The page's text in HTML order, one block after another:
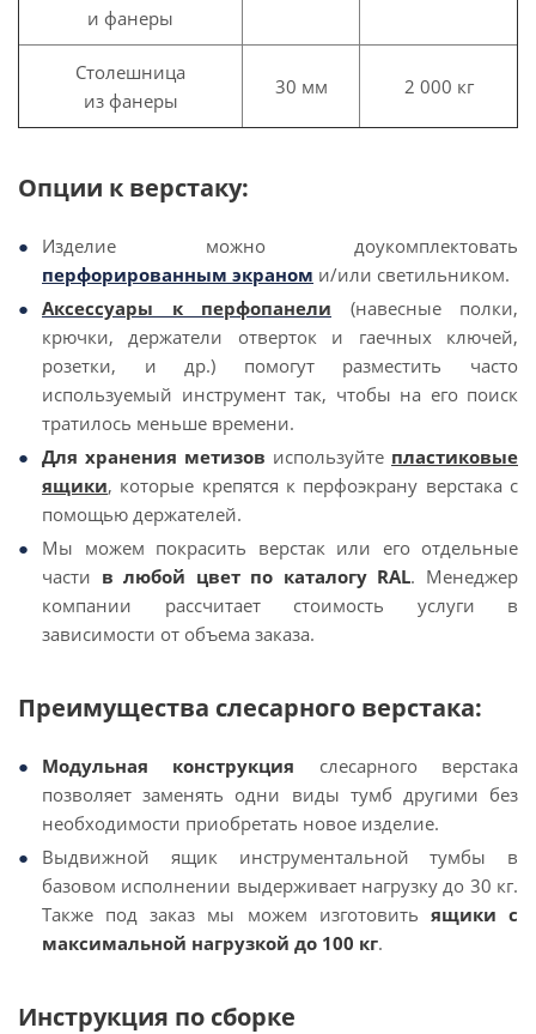
и фанеры
Столешница
из фанеры
30 мм 2 000 кг
Опции к верстаку:
Изделие можно доукомплектовать
перфорированным экраном и/или светильником.
Аксессуары к перфопанели (навесные полки,
крючки, держатели отверток и гаечных ключей,
розетки, и др.) помогут разместить часто
используемый инструмент так, чтобы на его поиск
тратилось меньше времени.
Для хранения метизов используйте пластиковые
ящики, которые крепятся к перфоэкрану верстака с
помощью держателей.
Мы можем покрасить верстак или его отдельные
части в любой цвет по каталогу RAL. Менеджер
компании рассчитает стоимость услуги в
зависимости от объема заказа.
Преимущества слесарного верстака:
Модульная конструкция слесарного верстака
позволяет заменять одни виды тумб другими без
необходимости приобретать новое изделие.
Выдвижной ящик инструментальной тумбы в
базовом исполнении выдерживает нагрузку до 30 кг.
Также под заказ мы можем изготовить ящики с
максимальной нагрузкой до 100 кг.
Инструкция по сборке